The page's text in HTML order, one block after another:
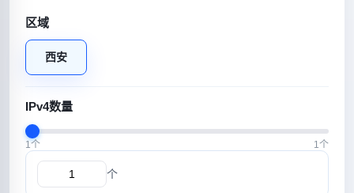
区域
西安
IPv4数量
1个 1个
个